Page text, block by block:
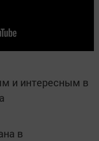
и интересным в
в